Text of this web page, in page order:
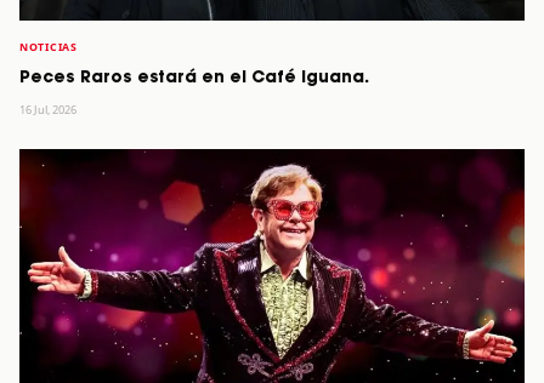
NOTICIAS
Peces Raros estará en el Café Iguana.
16 Jul, 2026